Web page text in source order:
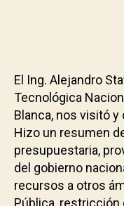
El Ing. Alejandro
Tecnológica
Blanca, nos visitó
Hizo un resumen
presupuestaria,
del gobierno
recursos a otros
Pública, restricción